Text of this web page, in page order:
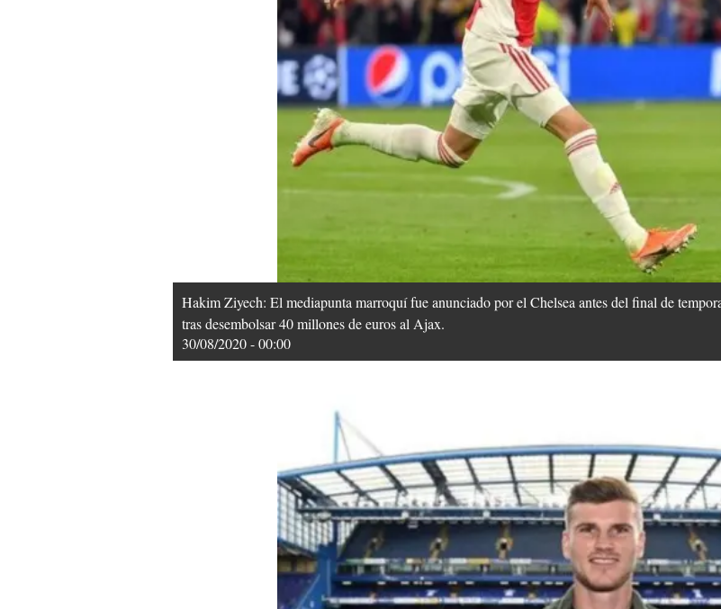
Hakim Ziyech: El mediapunta marroquí fue anunciado por el Chelsea antes del final de
tras desembolsar 40 millones de euros al Ajax.
30/08/2020 - 00:00